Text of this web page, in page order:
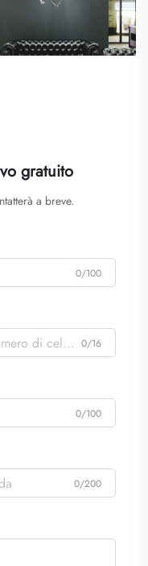
gratuito
a breve.
0/100
0/16
0/100
0/200